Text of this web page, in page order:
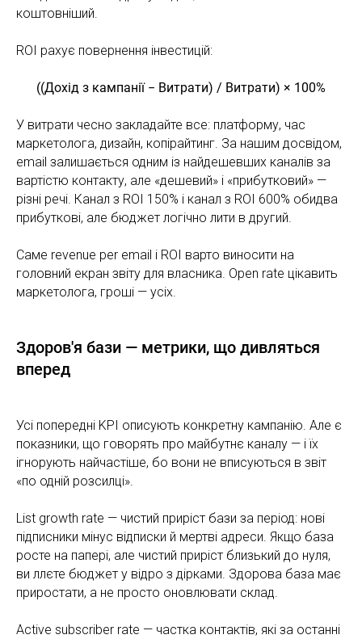
коштовніший.
ROI рахує повернення інвестицій:
((Дохід з кампанії − Витрати) / Витрати) × 100%
У витрати чесно закладайте все: платформу, час
маркетолога, дизайн, копірайтинг. За нашим досвідом,
email залишається одним із найдешевших каналів за
вартістю контакту, але «дешевий» і «прибутковий» —
різні речі. Канал з ROI 150% і канал з ROI 600% обидва
прибуткові, але бюджет логічно лити в другий.
Саме revenue per email і ROI варто виносити на
головний екран звіту для власника. Open rate цікавить
маркетолога, гроші — усіх.
Здоров'я бази — метрики, що дивляться
вперед
Усі попередні KPI описують конкретну кампанію. Але є
показники, що говорять про майбутнє каналу — і їх
ігнорують найчастіше, бо вони не вписуються в звіт
«по одній розсилці».
List growth rate — чистий приріст бази за період: нові
підписники мінус відписки й мертві адреси. Якщо база
росте на папері, але чистий приріст близький до нуля,
ви ллєте бюджет у відро з дірками. Здорова база має
приростати, а не просто оновлювати склад.
Active subscriber rate — частка контактів, які за останні